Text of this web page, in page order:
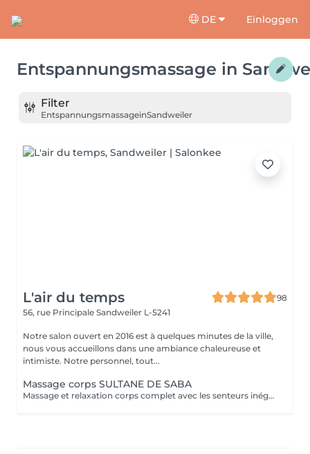
DE Einloggen
Entspannungsmassage in
Filter
EntspannungsmassageinSandweiler
L'air du temps
98
56, rue Principale Sandweiler L-5241
Notre salon ouvert en 2016 est à quelques minutes de la ville,
nous vous accueillons dans une ambiance chaleureuse et
intimiste. Notre personnel, tout...
Massage corps SULTANE DE SABA
Massage et relaxation corps complet avec les senteurs inégalables de notre gamme artisanale et ancestrale de 'Sultane de Saba'. Pour vous faire plaisir ou pour offrir un moment de détente et bien-être.